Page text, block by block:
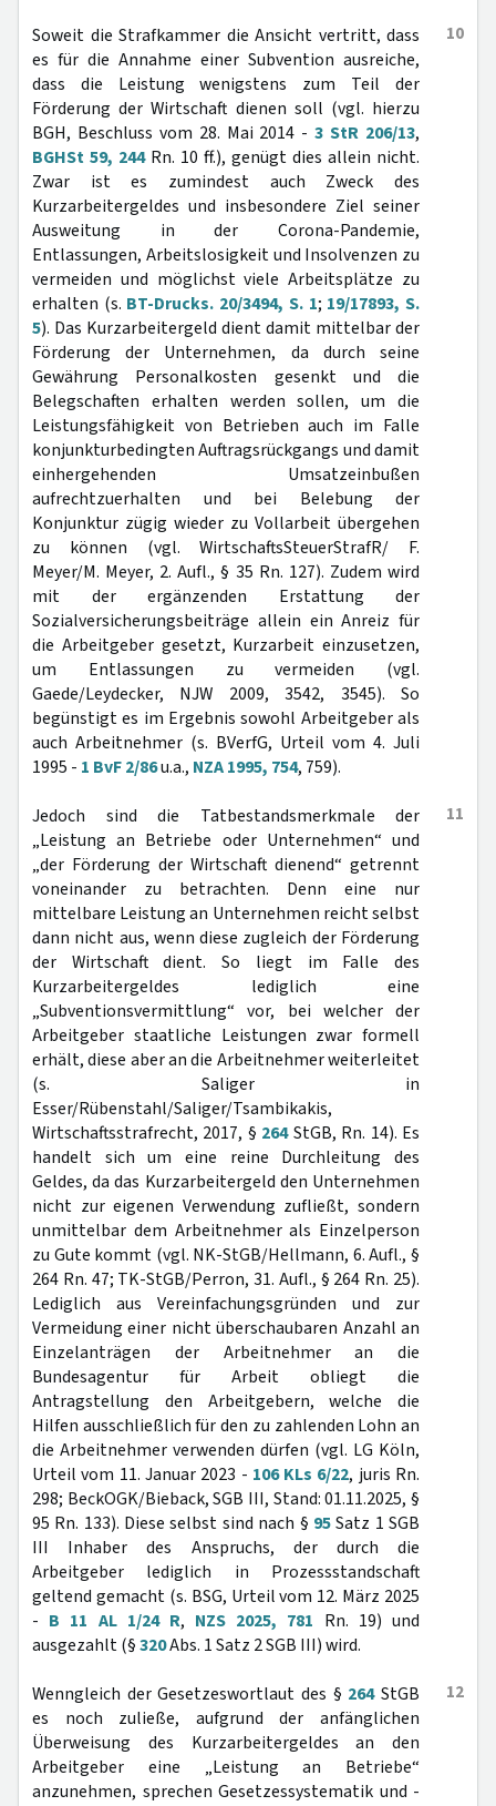
10
Soweit die Strafkammer die Ansicht vertritt, dass
es für die Annahme einer Subvention ausreiche,
dass die Leistung wenigstens zum Teil der
Förderung der Wirtschaft dienen soll (vgl. hierzu
BGH, Beschluss vom 28. Mai 2014 -3 StR 206/13,
BGHSt 59, 244Rn. 10 ff.), genügt dies allein nicht.
Zwar ist es zumindest auch Zweck des
Kurzarbeitergeldes und insbesondere Ziel seiner
Ausweitung in der Corona-Pandemie,
Entlassungen, Arbeitslosigkeit und Insolvenzen zu
vermeiden und möglichst viele Arbeitsplätze zu
erhalten (s. BT-Drucks. 20/3494, S. 1; 19/17893, S.
5). Das Kurzarbeitergeld dient damit mittelbar der
Förderung der Unternehmen, da durch seine
Gewährung Personalkosten gesenkt und die
Belegschaften erhalten werden sollen, um die
Leistungsfähigkeit von Betrieben auch im Falle
konjunkturbedingten Auftragsrückgangs und damit
einhergehenden Umsatzeinbußen
aufrechtzuerhalten und bei Belebung der
Konjunktur zügig wieder zu Vollarbeit übergehen
zu können (vgl. WirtschaftsSteuerStrafR/ F.
Meyer/M. Meyer, 2. Aufl., § 35 Rn. 127). Zudem wird
mit der ergänzenden Erstattung der
Sozialversicherungsbeiträge allein ein Anreiz für
die Arbeitgeber gesetzt, Kurzarbeit einzusetzen,
um Entlassungen zu vermeiden (vgl.
Gaede/Leydecker, NJW 2009, 3542, 3545). So
begünstigt es im Ergebnis sowohl Arbeitgeber als
auch Arbeitnehmer (s. BVerfG, Urteil vom 4. Juli
1995 - 1 BvF 2/86u.a., NZA 1995, 754, 759).
11
Jedoch sind die Tatbestandsmerkmale der
„Leistung an Betriebe oder Unternehmen“ und
„der Förderung der Wirtschaft dienend“ getrennt
voneinander zu betrachten. Denn eine nur
mittelbare Leistung an Unternehmen reicht selbst
dann nicht aus, wenn diese zugleich der Förderung
der Wirtschaft dient. So liegt im Falle des
Kurzarbeitergeldes lediglich eine
„Subventionsvermittlung“ vor, bei welcher der
Arbeitgeber staatliche Leistungen zwar formell
erhält, diese aber an die Arbeitnehmer weiterleitet
(s. Saliger in
Esser/Rübenstahl/Saliger/Tsambikakis,
Wirtschaftsstrafrecht, 2017, § 264StGB, Rn. 14). Es
handelt sich um eine reine Durchleitung des
Geldes, da das Kurzarbeitergeld den Unternehmen
nicht zur eigenen Verwendung zufließt, sondern
unmittelbar dem Arbeitnehmer als Einzelperson
zu Gute kommt (vgl. NK-StGB/Hellmann, 6. Aufl., §
264 Rn. 47; TK-StGB/Perron, 31. Aufl., § 264 Rn. 25).
Lediglich aus Vereinfachungsgründen und zur
Vermeidung einer nicht überschaubaren Anzahl an
Einzelanträgen der Arbeitnehmer an die
Bundesagentur für Arbeit obliegt die
Antragstellung den Arbeitgebern, welche die
Hilfen ausschließlich für den zu zahlenden Lohn an
die Arbeitnehmer verwenden dürfen (vgl. LG Köln,
Urteil vom 11. Januar 2023 - 106 KLs 6/22, juris Rn.
298; BeckOGK/Bieback, SGB III, Stand: 01.11.2025, §
95 Rn. 133). Diese selbst sind nach § 95Satz 1 SGB
III Inhaber des Anspruchs, der durch die
Arbeitgeber lediglich in Prozessstandschaft
geltend gemacht (s. BSG, Urteil vom 12. März 2025
- B 11 AL 1/24 R, NZS 2025, 781 Rn. 19) und
ausgezahlt (§320Abs. 1 Satz 2 SGB III) wird.
12
Wenngleich der Gesetzeswortlaut des § 264StGB
es noch zuließe, aufgrund der anfänglichen
Überweisung des Kurzarbeitergeldes an den
Arbeitgeber eine „Leistung an Betriebe“
anzunehmen, sprechen Gesetzessystematik und -